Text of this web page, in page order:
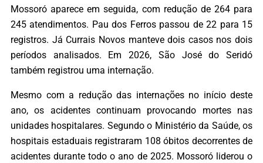
Mossoró aparece em seguida, com redução de 264 para
245 atendimentos. Pau dos Ferros passou de 22 para 15
registros. Já Currais Novos manteve dois casos nos dois
períodos analisados. Em 2026, São José do Seridó
também registrou uma internação.
Mesmo com a redução das internações no início deste
ano, os acidentes continuam provocando mortes nas
unidades hospitalares. Segundo o Ministério da Saúde, os
hospitais estaduais registraram 108 óbitos decorrentes de
acidentes durante todo o ano de 2025. Mossoró liderou o